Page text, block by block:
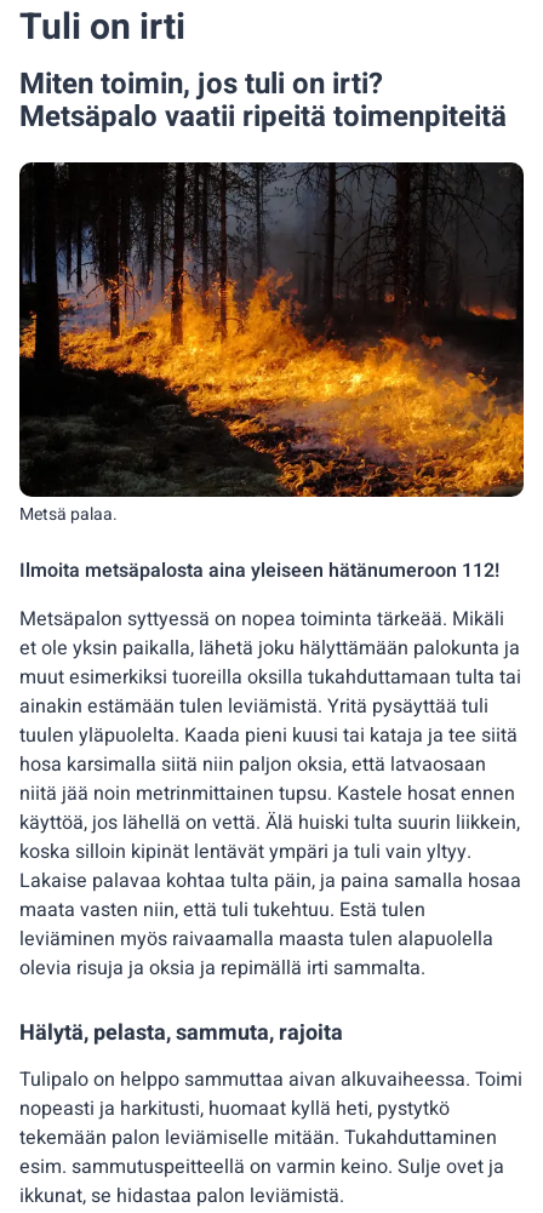
Tuli on irti
Miten toimin, jos tuli on irti?
Metsäpalo vaatii ripeitä toimenpiteitä
Ilmoita metsäpalosta aina yleiseen hätänumeroon 112!
Metsäpalon syttyessä on nopea toiminta tärkeää. Mikäli
et ole yksin paikalla, lähetä joku hälyttämään palokunta ja
muut esimerkiksi tuoreilla oksilla tukahduttamaan tulta tai
ainakin estämään tulen leviämistä. Yritä pysäyttää tuli
tuulen yläpuolelta. Kaada pieni kuusi tai kataja ja tee siitä
hosa karsimalla siitä niin paljon oksia, että latvaosaan
niitä jää noin metrinmittainen tupsu. Kastele hosat ennen
käyttöä, jos lähellä on vettä. Älä huiski tulta suurin liikkein,
koska silloin kipinät lentävät ympäri ja tuli vain yltyy.
Lakaise palavaa kohtaa tulta päin, ja paina samalla hosaa
maata vasten niin, että tuli tukehtuu. Estä tulen
leviäminen myös raivaamalla maasta tulen alapuolella
olevia risuja ja oksia ja repimällä irti sammalta.
Hälytä, pelasta, sammuta, rajoita
Tulipalo on helppo sammuttaa aivan alkuvaiheessa. Toimi
nopeasti ja harkitusti, huomaat kyllä heti, pystytkö
tekemään palon leviämiselle mitään. Tukahduttaminen
esim. sammutuspeitteellä on varmin keino. Sulje ovet ja
ikkunat, se hidastaa palon leviämistä.
Metsä palaa.